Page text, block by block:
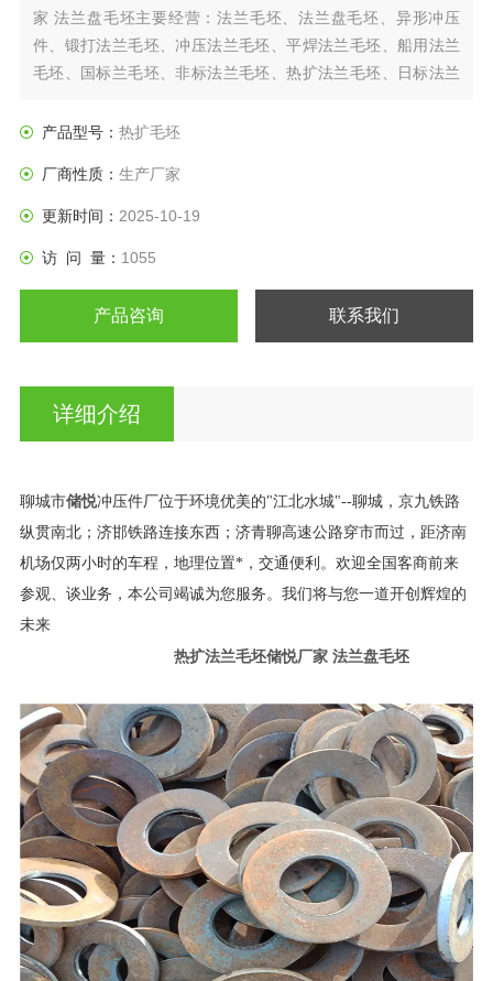
家 法兰盘毛坯主要经营：法兰毛坯、法兰盘毛坯、异形冲压
件、锻打法兰毛坯、冲压法兰毛坯、平焊法兰毛坯、船用法兰
毛坯、国标兰毛坯、非标法兰毛坯、热扩法兰毛坯、日标法兰
产品型号： 热扩毛坯
厂商性质： 生产厂家
更新时间： 2025-10-19
访 问 量： 1055
产品咨询 联系我们
详细介绍
聊城市储悦冲压件厂位于环境优美的"江北水城"--聊城，京九铁路
纵贯南北；济邯铁路连接东西；济青聊高速公路穿市而过，距济南
机场仅两小时的车程，地理位置*，交通便利。欢迎全国客商前来
参观、谈业务，本公司竭诚为您服务。我们将与您一道开创辉煌的
未来
热扩法兰毛坯储悦厂家 法兰盘毛坯